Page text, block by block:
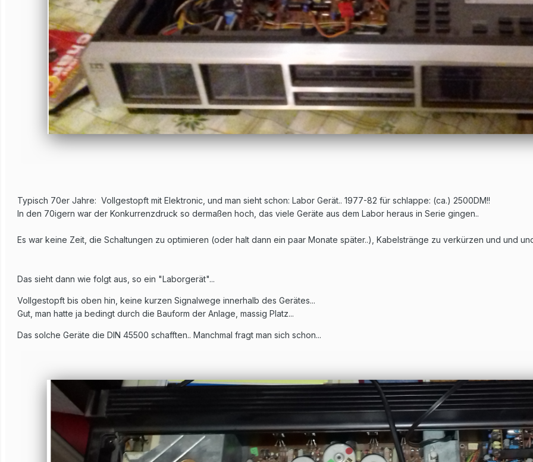
Typisch 70er Jahre: Vollgestopft mit Elektronic, und man sieht schon: Labor Gerät.. 1977-82 für schlappe: (ca.) 2500DM!!
In den 70igern war der Konkurrenzdruck so dermaßen hoch, das viele Geräte aus dem Labor heraus in Serie gingen..
Es war keine Zeit, die Schaltungen zu optimieren (oder halt dann ein paar Monate später..), Kabelstränge zu verkürzen und und
Das sieht dann wie folgt aus, so ein "Laborgerät"...
Vollgestopft bis oben hin, keine kurzen Signalwege innerhalb des Gerätes...
Gut, man hatte ja bedingt durch die Bauform der Anlage, massig Platz...
Das solche Geräte die DIN 45500 schafften.. Manchmal fragt man sich schon...